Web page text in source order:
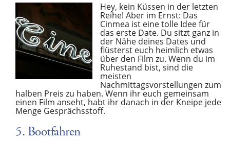
Hey, kein Küssen in der letzten
Reihe! Aber im Ernst: Das
Cinmea ist eine tolle Idee für
das erste Date. Du sitzt ganz in
der Nähe deines Dates und
flüsterst euch heimlich etwas
über den Film zu. Wenn du im
Ruhestand bist, sind die
meisten
Nachmittagsvorstellungen zum
halben Preis zu haben. Wenn ihr euch gemeinsam
einen Film anseht, habt ihr danach in der Kneipe jede
Menge Gesprächsstoff.
5. Bootfahren